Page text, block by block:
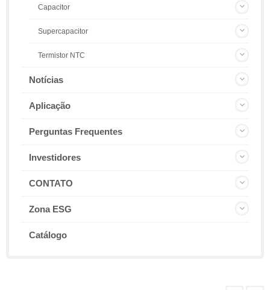
Capacitor
Supercapacitor
Termistor NTC
Notícias
Aplicação
Perguntas Frequentes
Investidores
CONTATO
Zona ESG
Catálogo